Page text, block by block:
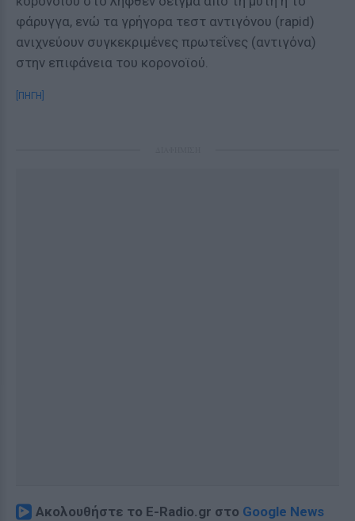
φάρυγγα, ενώ τα γρήγορα τεστ αντιγόνου (rapid)
ανιχνεύουν συγκεκριμένες πρωτεΐνες (αντιγόνα)
στην επιφάνεια του κορονοϊού.
[ΠΗΓΗ]
Ακολουθήστε το E-Radio.gr στο Google News